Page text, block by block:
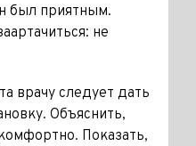
был приятным.
не
врачу следует дать
Объяснить,
Показать,